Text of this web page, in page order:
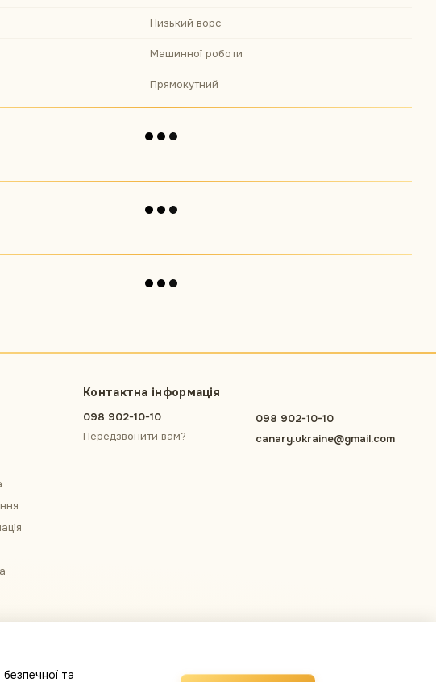
Низький ворс
Машинної роботи
Прямокутний
Контактна інформація
098 902-10-10
Передзвонити вам?
098 902-10-10
canary.ukraine@gmail.com
та